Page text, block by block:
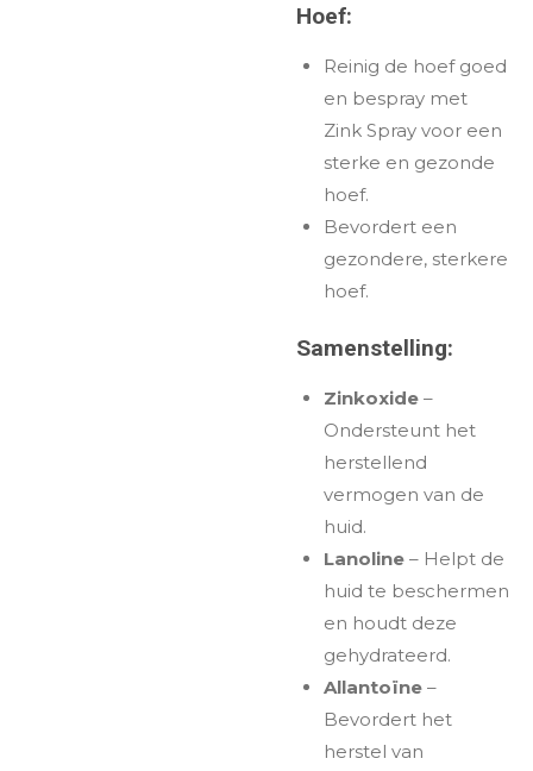
Hoef:
Reinig de hoef goed
en bespray met
Zink Spray voor een
sterke en gezonde
hoef.
Bevordert een
gezondere, sterkere
hoef.
Samenstelling:
Zinkoxide–
Ondersteunt het
herstellend
vermogen van de
huid.
Lanoline– Helpt de
huid te beschermen
en houdt deze
gehydrateerd.
Allantoïne–
Bevordert het
herstel van